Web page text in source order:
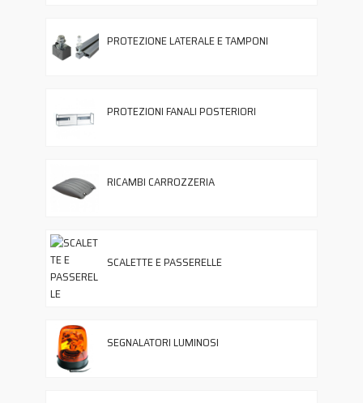
PROTEZIONE LATERALE E TAMPONI
PROTEZIONI FANALI POSTERIORI
RICAMBI CARROZZERIA
SCALETTE E PASSERELLE
SEGNALATORI LUMINOSI